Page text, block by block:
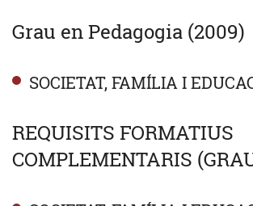
Grau en Pedagogia (2009)
SOCIETAT, FAMÍLIA I
REQUISITS FORMATIUS
COMPLEMENTARIS